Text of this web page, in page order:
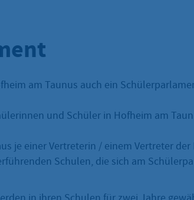
am Taunus auch ein
und Schüler in Hofheim am
je einer Vertreterin / einem Vertreter der
Schulen, die sich am